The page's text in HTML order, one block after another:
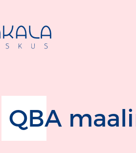
QBA